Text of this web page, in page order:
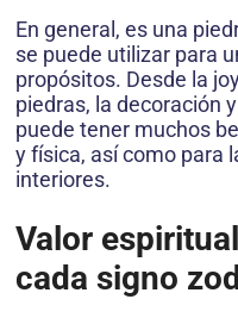
En general, es una
se puede utilizar para
propósitos. Desde la
piedras, la decoración
puede tener muchos
y física, así como para
interiores.
Valor
cada signo